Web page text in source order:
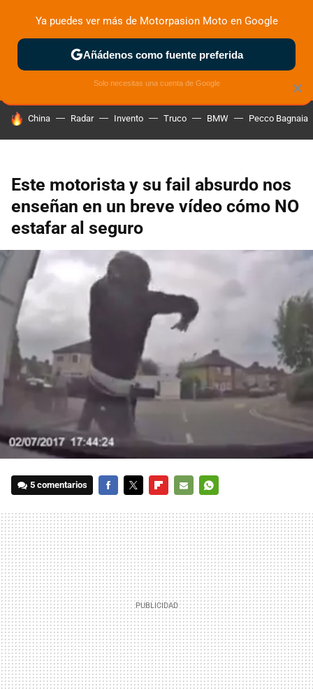
ZONA DE PRUEBAS DEPORTIVAS MOTOS ELÉCTRICAS
HOY SE HABLA DE
China Radar Invento Truco BMW Pecco Bagnaia
Este motorista y su fail absurdo nos
enseñan en un breve vídeo cómo NO
estafar al seguro
5 comentarios
MAIL
×
Ya puedes ver más de Motorpasion Moto en Google
Añádenos como fuente preferida
Solo necesitas una cuenta de Google